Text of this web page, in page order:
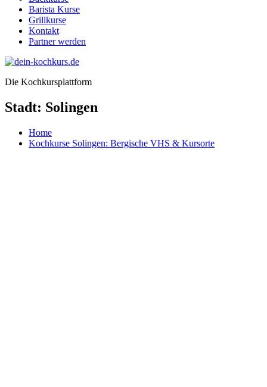
Barista Kurse
Grillkurse
Kontakt
Partner werden
Die Kochkursplattform
Stadt: Solingen
Home
Kochkurse Solingen: Bergische VHS & Kursorte